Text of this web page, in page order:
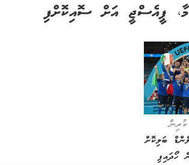
ޕީއެސްޖީ އަށް ސޮއިކޮށްފި
ބަލިކޮށް
ހޯދައިފި